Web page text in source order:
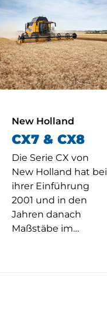
New Holland
CX7 & CX8
Die Serie CX von
New Holland hat bei
ihrer Einführung
2001 und in den
Jahren danach
Maßstäbe im…